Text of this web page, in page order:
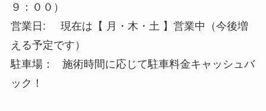
９：００）
営業日: 現在は【 月・木・土 】営業中（今後増
える予定です）
駐車場： 施術時間に応じて駐車料金キャッシュバ
ック！